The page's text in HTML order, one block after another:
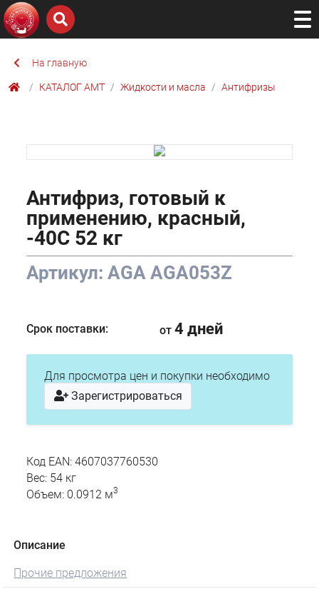
На главную
КАТАЛОГ AMТ Жидкости и масла Антифризы
Антифриз, готовый к
применению, красный,
-40С 52 кг
Артикул: AGA AGA053Z
Срок поставки: от 4 дней
Для просмотра цен и покупки необходимо
Зарегистрироваться
Код EAN: 4607037760530
Вес: 54 кг
Объем: 0.0912 м3
Описание
Прочие предложения